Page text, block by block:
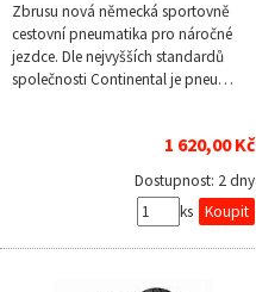
Zbrusu nová německá sportovně
cestovní pneumatika pro náročné
jezdce. Dle nejvyšších standardů
společnosti Continental je pneu…
1 620,00 Kč
Dostupnost: 2 dny
ks